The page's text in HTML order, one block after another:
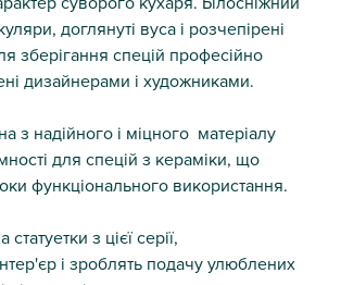
доглянуті вуса і розчепірені
зберігання спецій професійно
дизайнерами і художниками.
з надійного і міцного матеріалу
для спецій з кераміки, що
функціонального використання.
з цієї серії,
і зроблять подачу улюблених